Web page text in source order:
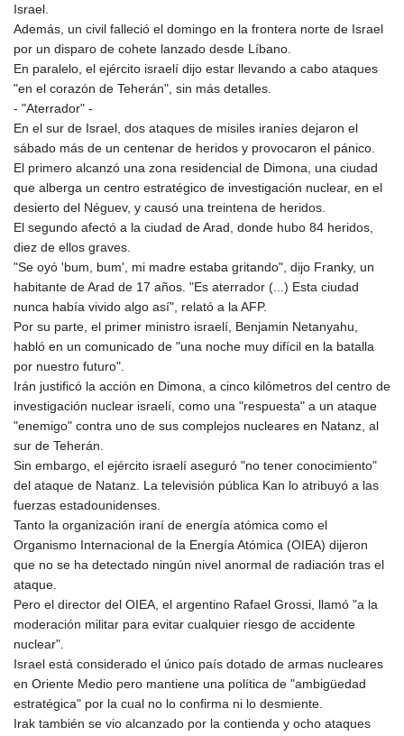
Israel.
Además, un civil falleció el domingo en la frontera norte de Israel
por un disparo de cohete lanzado desde Líbano.
En paralelo, el ejército israelí dijo estar llevando a cabo ataques
"en el corazón de Teherán", sin más detalles.
- "Aterrador" -
En el sur de Israel, dos ataques de misiles iraníes dejaron el
sábado más de un centenar de heridos y provocaron el pánico.
El primero alcanzó una zona residencial de Dimona, una ciudad
que alberga un centro estratégico de investigación nuclear, en el
desierto del Néguev, y causó una treintena de heridos.
El segundo afectó a la ciudad de Arad, donde hubo 84 heridos,
diez de ellos graves.
"Se oyó 'bum, bum', mi madre estaba gritando", dijo Franky, un
habitante de Arad de 17 años. "Es aterrador (...) Esta ciudad
nunca había vivido algo así", relató a la AFP.
Por su parte, el primer ministro israelí, Benjamin Netanyahu,
habló en un comunicado de "una noche muy difícil en la batalla
por nuestro futuro".
Irán justificó la acción en Dimona, a cinco kilómetros del centro de
investigación nuclear israelí, como una "respuesta" a un ataque
"enemigo" contra uno de sus complejos nucleares en Natanz, al
sur de Teherán.
Sin embargo, el ejército israelí aseguró "no tener conocimiento"
del ataque de Natanz. La televisión pública Kan lo atribuyó a las
fuerzas estadounidenses.
Tanto la organización iraní de energía atómica como el
Organismo Internacional de la Energía Atómica (OIEA) dijeron
que no se ha detectado ningún nivel anormal de radiación tras el
ataque.
Pero el director del OIEA, el argentino Rafael Grossi, llamó "a la
moderación militar para evitar cualquier riesgo de accidente
nuclear".
Israel está considerado el único país dotado de armas nucleares
en Oriente Medio pero mantiene una política de "ambigüedad
estratégica" por la cual no lo confirma ni lo desmiente.
Irak también se vio alcanzado por la contienda y ocho ataques